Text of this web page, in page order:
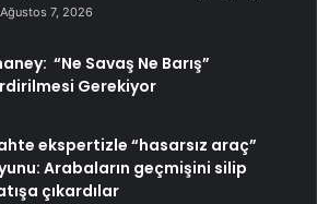
Ağustos 7, 2026
“Ne Savaş Ne Barış”
Gerekiyor
ekspertizle “hasarsız araç”
Arabaların geçmişini silip
çıkardılar